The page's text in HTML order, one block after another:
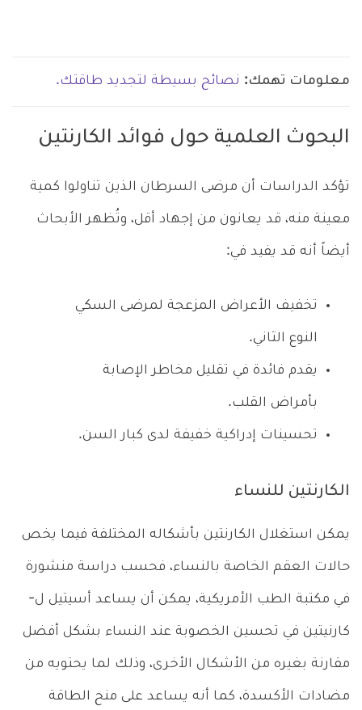
معلومات تهمك: نصائح بسيطة لتجديد طاقتك.
البحوث العلمية حول فوائد الكارنتين
تؤكد الدراسات أن مرضى السرطان الذين تناولوا كمية
معينة منه، قد يعانون من إجهاد أقل، وتُظهر الأبحاث
أيضاً أنه قد يفيد في:
تخفيف الأعراض المزعجة لمرضى السكي
النوع الثاني.
يقدم فائدة في تقليل مخاطر الإصابة
بأمراض القلب.
تحسينات إدراكية خفيفة لدى كبار السن.
الكارنتين للنساء
يمكن استغلال الكارنتين بأشكاله المختلفة فيما يخص
حالات العقم الخاصة بالنساء، فحسب دراسة منشورة
في مكتبة الطب الأمريكية، يمكن أن يساعد أسيتيل ل-
كارنيتين في تحسين الخصوبة عند النساء بشكل أفضل
مقارنة بغيره من الأشكال الأخرى، وذلك لما يحتويه من
مضادات الأكسدة، كما أنه يساعد على منح الطاقة